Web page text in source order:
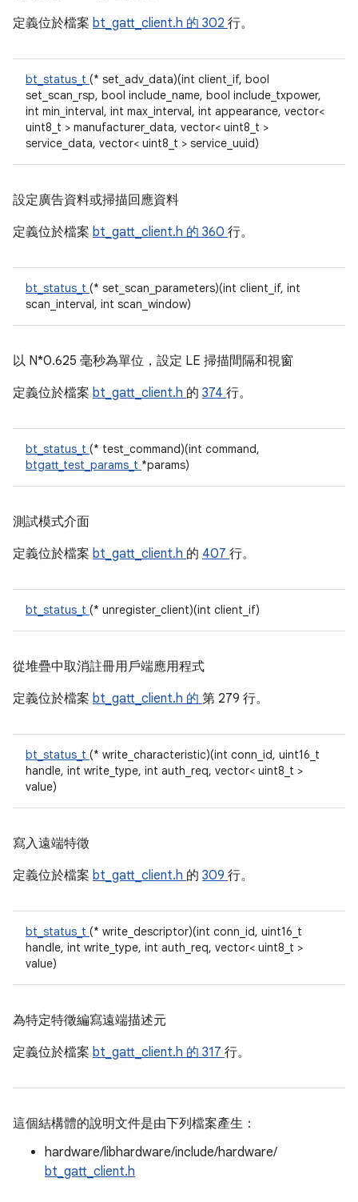
定義位於檔案 bt_gatt_client.h 的 302 行。
bt_status_t (* set_adv_data)(int client_if, bool
set_scan_rsp, bool include_name, bool include_txpower,
int min_interval, int max_interval, int appearance, vector<
uint8_t > manufacturer_data, vector< uint8_t >
service_data, vector< uint8_t > service_uuid)
設定廣告資料或掃描回應資料
定義位於檔案 bt_gatt_client.h 的 360 行。
bt_status_t (* set_scan_parameters)(int client_if, int
scan_interval, int scan_window)
以 N*0.625 毫秒為單位，設定 LE 掃描間隔和視窗
定義位於檔案 bt_gatt_client.h 的 374 行。
bt_status_t (* test_command)(int command,
btgatt_test_params_t *params)
測試模式介面
定義位於檔案 bt_gatt_client.h 的 407 行。
bt_status_t (* unregister_client)(int client_if)
從堆疊中取消註冊用戶端應用程式
定義位於檔案 bt_gatt_client.h 的 第 279 行。
bt_status_t (* write_characteristic)(int conn_id, uint16_t
handle, int write_type, int auth_req, vector< uint8_t >
value)
寫入遠端特徵
定義位於檔案 bt_gatt_client.h 的 309 行。
bt_status_t (* write_descriptor)(int conn_id, uint16_t
handle, int write_type, int auth_req, vector< uint8_t >
value)
為特定特徵編寫遠端描述元
定義位於檔案 bt_gatt_client.h 的 317 行。
這個結構體的說明文件是由下列檔案產生：
hardware/libhardware/include/hardware/
bt_gatt_client.h